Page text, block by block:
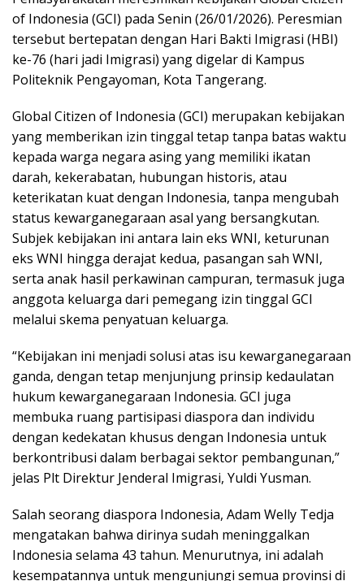
of Indonesia (GCI) pada Senin (26/01/2026). Peresmian
tersebut bertepatan dengan Hari Bakti Imigrasi (HBI)
ke-76 (hari jadi Imigrasi) yang digelar di Kampus
Politeknik Pengayoman, Kota Tangerang.
Global Citizen of Indonesia (GCI) merupakan kebijakan
yang memberikan izin tinggal tetap tanpa batas waktu
kepada warga negara asing yang memiliki ikatan
darah, kekerabatan, hubungan historis, atau
keterikatan kuat dengan Indonesia, tanpa mengubah
status kewarganegaraan asal yang bersangkutan.
Subjek kebijakan ini antara lain eks WNI, keturunan
eks WNI hingga derajat kedua, pasangan sah WNI,
serta anak hasil perkawinan campuran, termasuk juga
anggota keluarga dari pemegang izin tinggal GCI
melalui skema penyatuan keluarga.
“Kebijakan ini menjadi solusi atas isu kewarganegaraan
ganda, dengan tetap menjunjung prinsip kedaulatan
hukum kewarganegaraan Indonesia. GCI juga
membuka ruang partisipasi diaspora dan individu
dengan kedekatan khusus dengan Indonesia untuk
berkontribusi dalam berbagai sektor pembangunan,”
jelas Plt Direktur Jenderal Imigrasi, Yuldi Yusman.
Salah seorang diaspora Indonesia, Adam Welly Tedja
mengatakan bahwa dirinya sudah meninggalkan
Indonesia selama 43 tahun. Menurutnya, ini adalah
kesempatannya untuk mengunjungi semua provinsi di